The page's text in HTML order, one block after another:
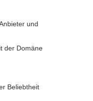
und
der Domäne
Beliebtheit